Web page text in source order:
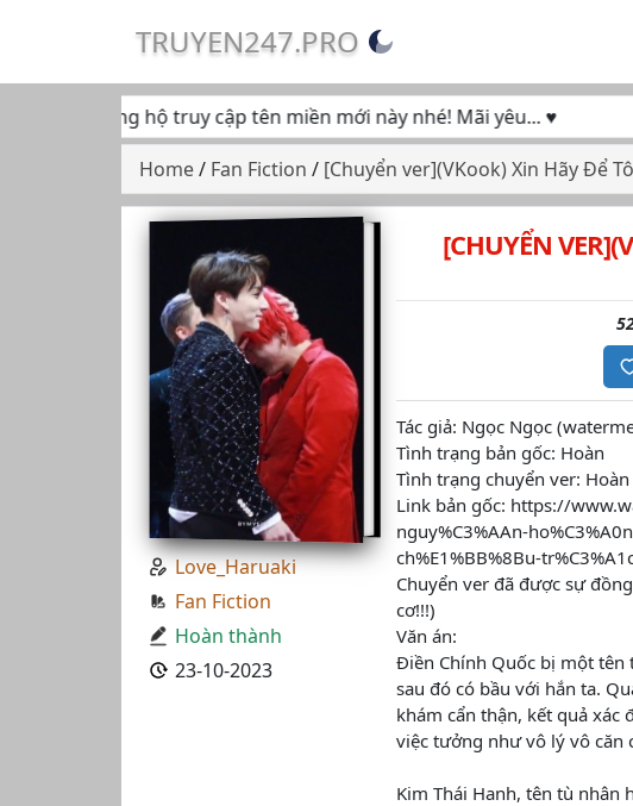
TRUYEN247.PRO
tục ủng hộ truy cập tên miền mới này nhé! Mãi yêu... ♥
Home/ Fan Fiction / [Chuyển ver](VKook) Xin Hãy Để
Love_Haruaki
Fan Fiction
Hoàn thành
23-10-2023
[CHUYỂN
Tác giả: Ngọc Ngọc
Tình trạng bản gốc: Hoàn
Tình trạng chuyển ver:
Link bản gốc: https://
nguy%C3%AAn-
ch%E1%BB%8Bu-
Chuyển ver đã được sự
cơ!!!)
Văn án:
Điền Chính Quốc bị một
sau đó có bầu với hắn ta.
khám cẩn thận, kết quả
việc tưởng như vô lý vô căn
Kim Thái Hanh, tên tù nhân